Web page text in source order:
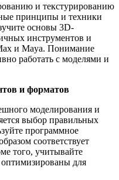
и текстурированию
принципы и техники
основы 3D-
инструментов и
и Maya. Понимание
работать с моделями и
и форматов
моделирования и
выбор правильных
программное
соответствует
того, учитывайте
для